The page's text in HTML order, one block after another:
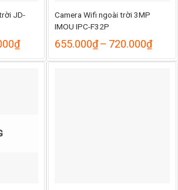
JD-
₫Giá
tại
Camera Wifi ngoài trời 3MP
IMOU IPC-F32P
655.000₫– 720.000₫
từ